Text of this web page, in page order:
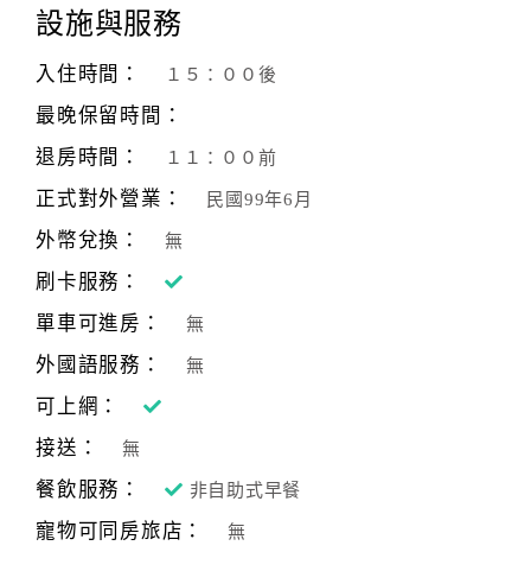
旅
伴
劃
商
品
傳
設施與服務
入住時間： １５：００後
最晚保留時間：
退房時間：
１１：００前
正式對外營業： 民國99年6月
外幣兌換： 無
刷卡服務：
單車可進房：
無
外國語服務： 無
可上網：
接送：
無
餐飲服務： 非自助式早餐
寵物可同房旅店： 無